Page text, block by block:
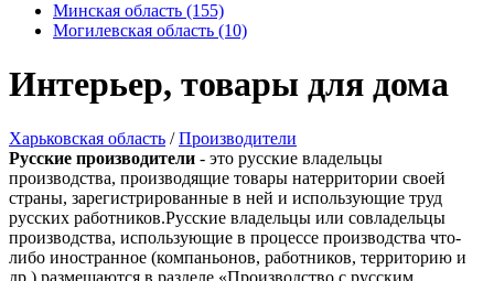
Минская область (155)
Могилевская область (10)
Интерьер, товары для дома
Харьковская область /Производители
Русские производители - это русские владельцы
производства, производящие товары натерритории своей
страны, зарегистрированные в ней и использующие труд
русских работников.Русские владельцы или совладельцы
производства, использующие в процессе производства что-
либо иностранное (компаньонов, работников, территорию и
др.) размещаются в разделе «Производство с русским